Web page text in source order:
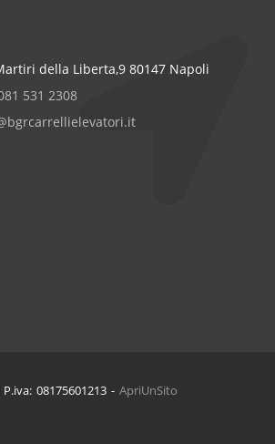
della Liberta,9 80147 Napoli
531 2308
08175601213 - ApriUnSito